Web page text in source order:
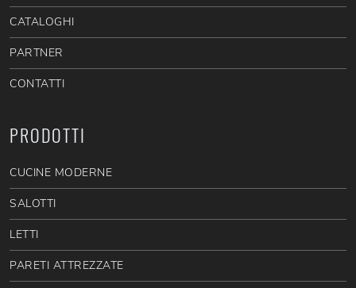
CATALOGHI
PARTNER
CONTATTI
PRODOTTI
CUCINE MODERNE
SALOTTI
LETTI
PARETI ATTREZZATE